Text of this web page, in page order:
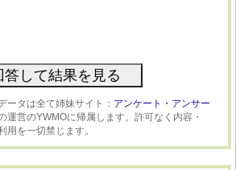
ータは全て姉妹サイト： アンケート・アンサー
運営のYWMOに帰属します。許可なく内容・
用を一切禁じます。